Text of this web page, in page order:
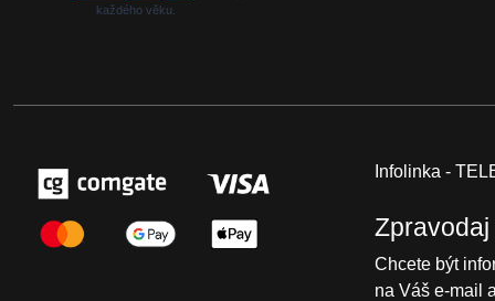
každého věku.
Infolinka -
Zpravodaj
Chcete být
na Váš e-mail